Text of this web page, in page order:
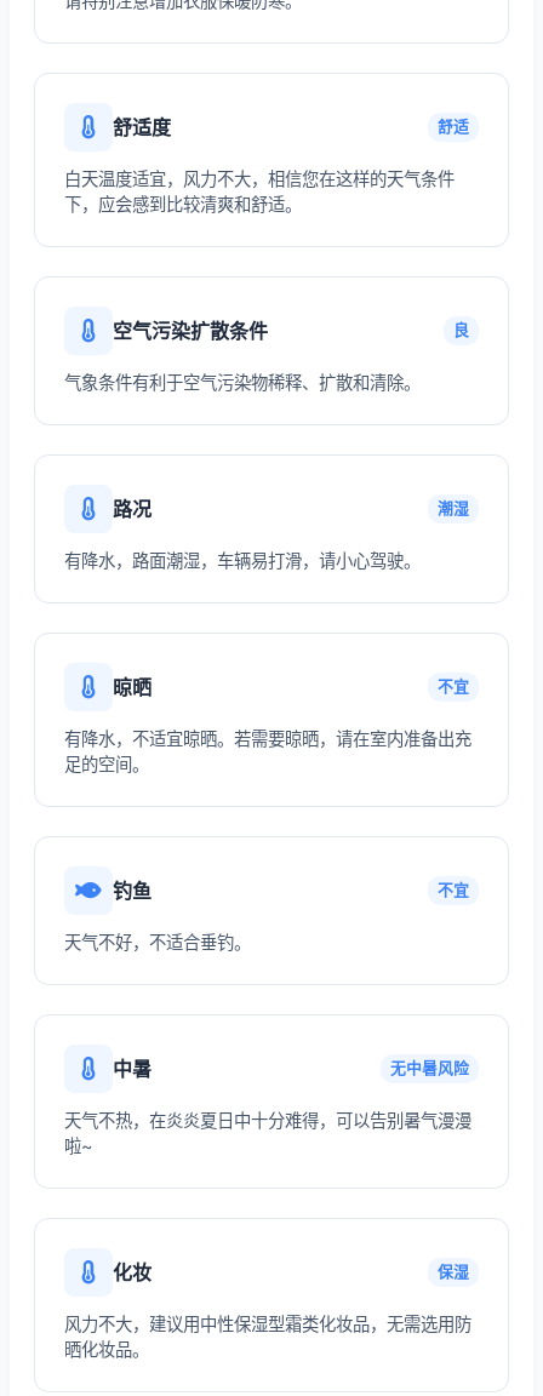
舒适度 舒适
白天温度适宜，风力不大，相信您在这样的天气条件
下，应会感到比较清爽和舒适。
空气污染扩散条件 良
气象条件有利于空气污染物稀释、扩散和清除。
路况 潮湿
有降水，路面潮湿，车辆易打滑，请小心驾驶。
晾晒 不宜
有降水，不适宜晾晒。若需要晾晒，请在室内准备出充
足的空间。
钓鱼 不宜
天气不好，不适合垂钓。
中暑 无中暑风险
天气不热，在炎炎夏日中十分难得，可以告别暑气漫漫
啦~
化妆 保湿
风力不大，建议用中性保湿型霜类化妆品，无需选用防
晒化妆品。